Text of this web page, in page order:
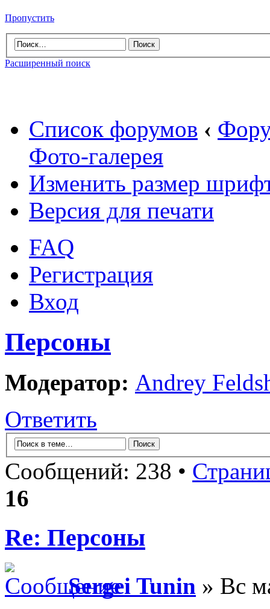
Пропустить
Расширенный поиск
Список форумов ‹
Фото-галерея
Изменить размер
Версия для печати
FAQ
Регистрация
Вход
Персоны
Модератор: Andrey
Ответить
Сообщений: 238 •
16
Re: Персоны
Sergei Tunin » Вс